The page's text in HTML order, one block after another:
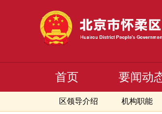
首页 要闻动
区领导介绍 机构职能